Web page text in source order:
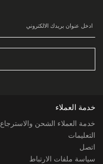
خدمة العملاء
خدمة العملاء الشحن والاسترجاع
التعليمات
اتصل
سياسة ملفات الارتباط